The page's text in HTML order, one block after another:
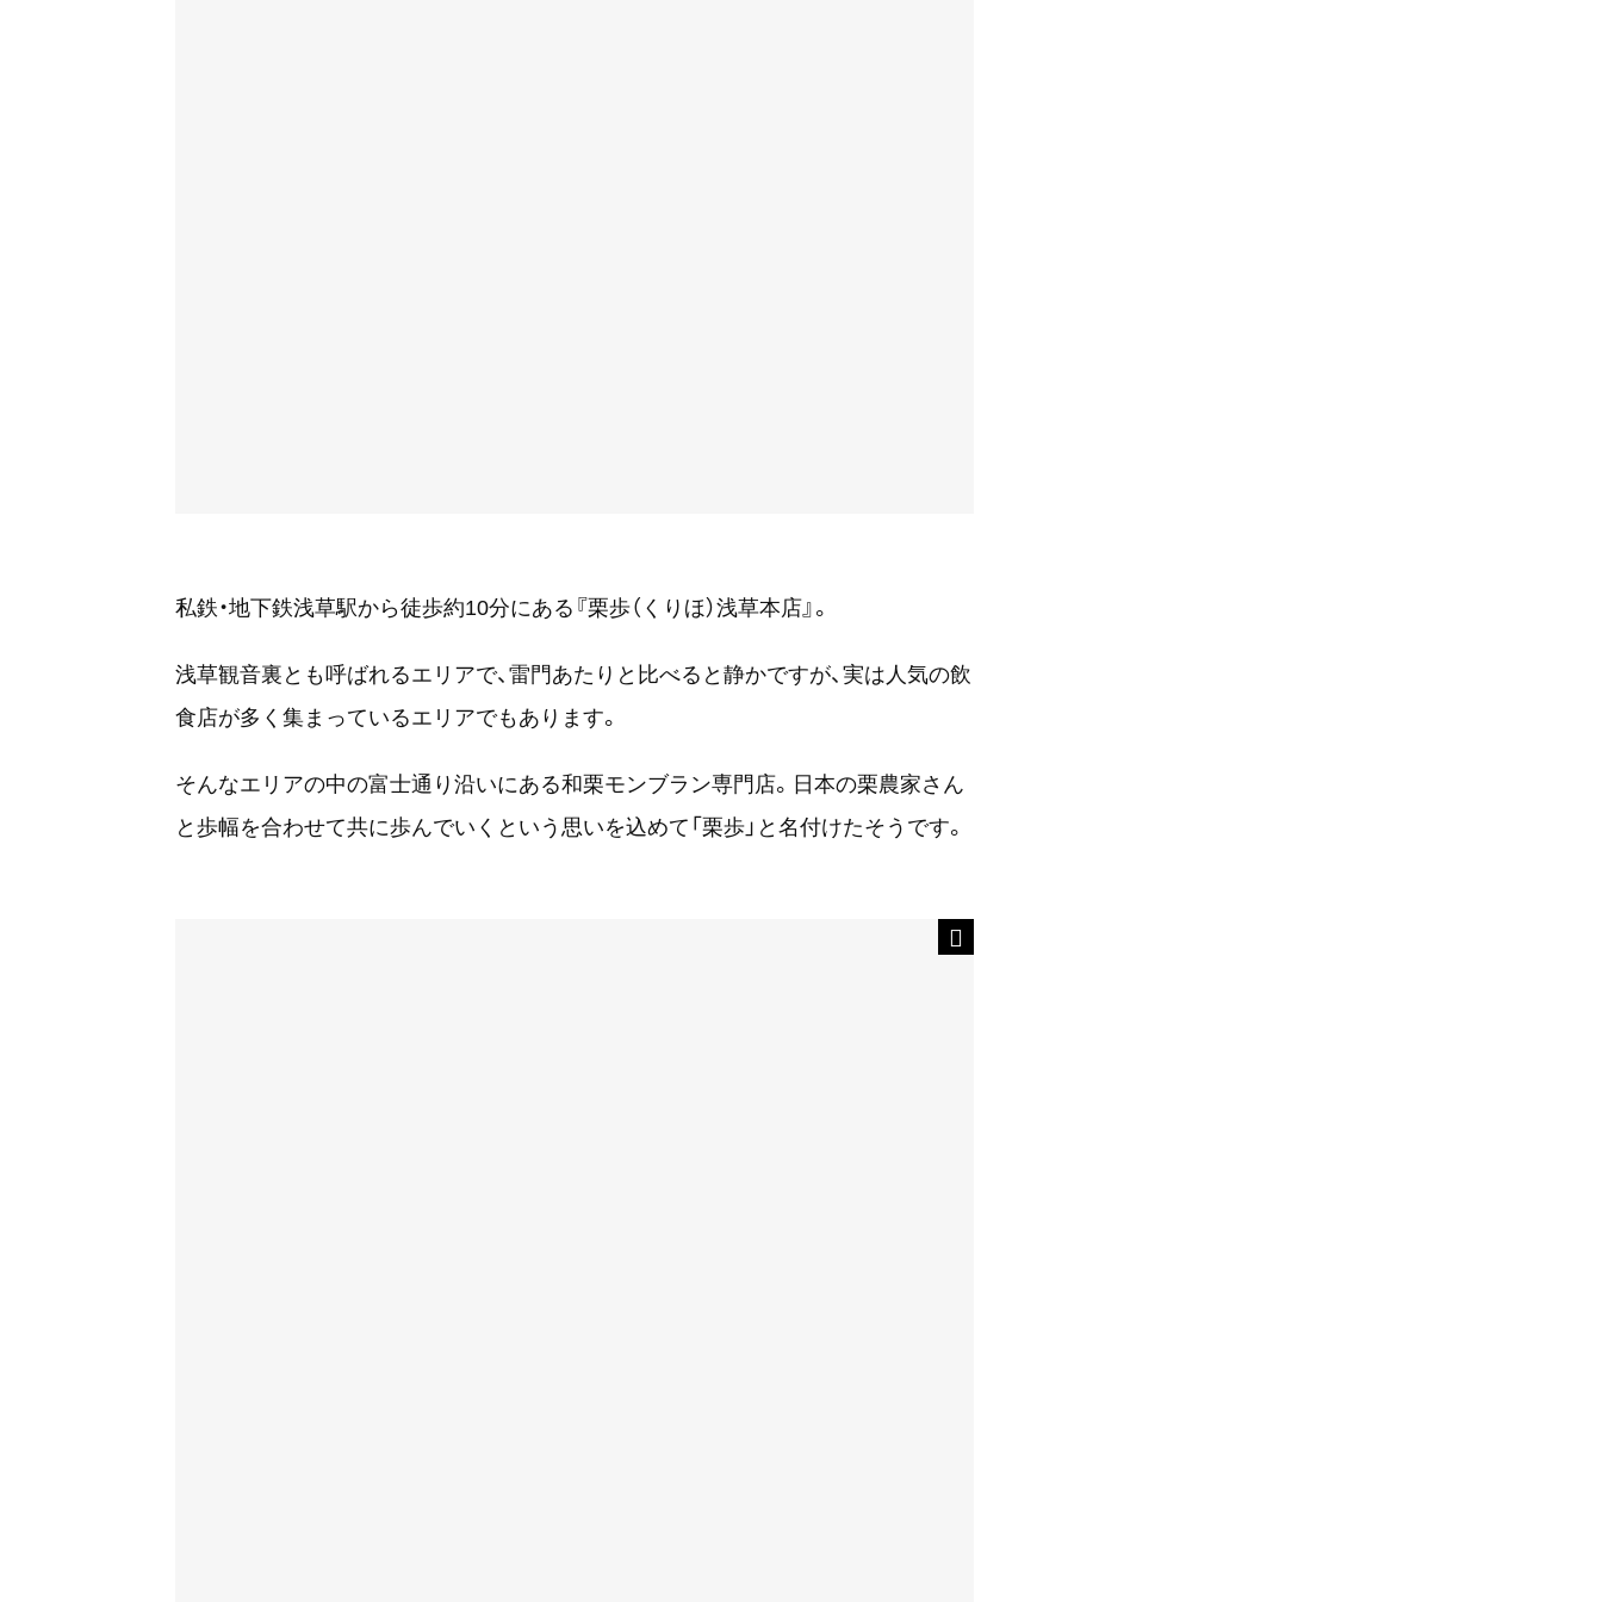
私鉄・地下鉄浅草駅から徒歩約10分にある『栗歩（くりほ）浅草本店』。
浅草観音裏とも呼ばれるエリアで、雷門あたりと比べると静かですが、実は人気の飲
食店が多く集まっているエリアでもあります。
そんなエリアの中の富士通り沿いにある和栗モンブラン専門店。日本の栗農家さん
と歩幅を合わせて共に歩んでいくという思いを込めて「栗歩」と名付けたそうです。